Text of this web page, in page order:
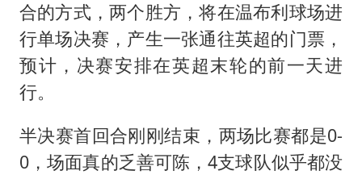
合的方式，两个胜方，将在温布利球场进
行单场决赛，产生一张通往英超的门票，
预计，决赛安排在英超末轮的前一天进
行。
半决赛首回合刚刚结束，两场比赛都是0-
0，场面真的乏善可陈，4支球队似乎都没